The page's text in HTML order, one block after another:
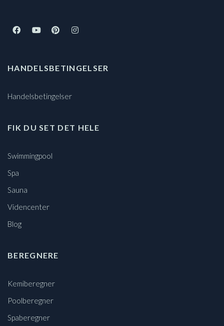
HANDELSBETINGELSER
Handelsbetingelser
FIK DU SET DET HELE
Swimmingpool
Spa
Sauna
Videncenter
Blog
BEREGNERE
Kemiberegner
Poolberegner
Spaberegner